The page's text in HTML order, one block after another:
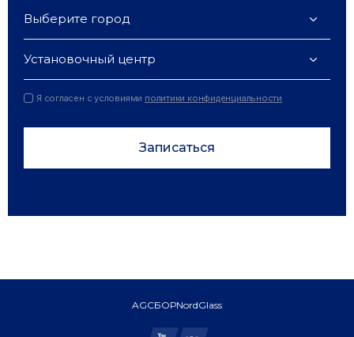
Выберите город
Установочный центр
Я согласен с условиями политики конфиденциальности
Записаться
AGCБОРNordGlass